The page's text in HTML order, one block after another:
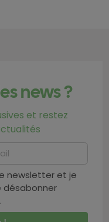
news ?
et restez
newsletter et je
désabonner